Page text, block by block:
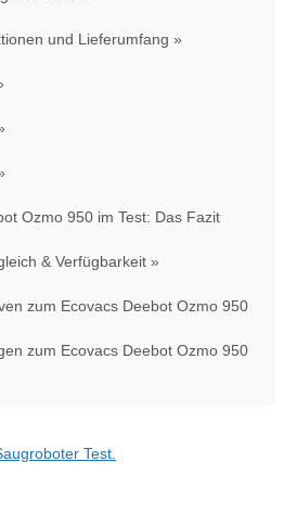
und Lieferumfang
Ozmo 950 im Test: Das Fazit
& Verfügbarkeit
zum Ecovacs Deebot Ozmo 950
zum Ecovacs Deebot Ozmo 950
Test.